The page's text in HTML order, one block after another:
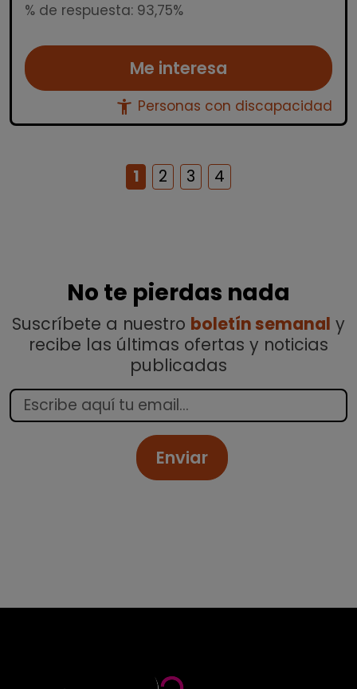
% de respuesta: 93,75%
Me interesa
accessibility_new Personas con discapacidad
1 2 3 4
No te pierdas nada
Suscríbete a nuestro boletín semanal y
recibe las últimas ofertas y noticias
publicadas
Enviar